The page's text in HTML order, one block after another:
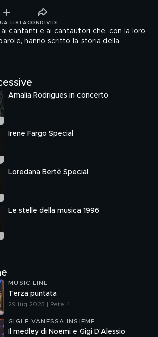
LISTA CONDIVIDI
cantanti e ai cantautori che, con la loro
hanno scritto la storia della
Amalia Rodrigues in concerto
Irene Fargo Special
Loredana Bertè Special
Le stelle della musica 1996
MUSIC LINE
Terza puntata
29 lug 2023 | Rete 4
GIGI E VANESSA INSIEME
Il medley di Noemi e Gigi D'Alessio